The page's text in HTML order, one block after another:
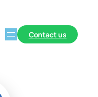
Contact us